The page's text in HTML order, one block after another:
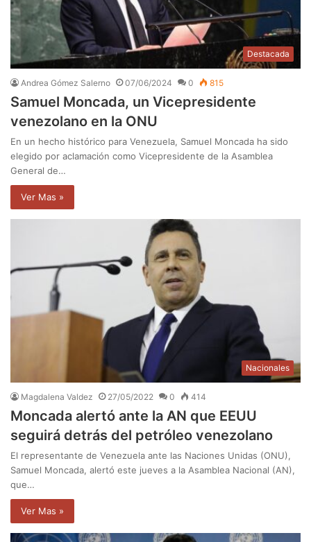
Destacada
Andrea Gómez Salerno 07/06/2024 0 815
Samuel Moncada, un Vicepresidente
venezolano en la ONU
En un hecho histórico para Venezuela, Samuel Moncada ha sido
elegido por aclamación como Vicepresidente de la Asamblea
General de…
Ver Mas »
Nacionales
Magdalena Valdez 27/05/2022 0 414
Moncada alertó ante la AN que EEUU
seguirá detrás del petróleo venezolano
El representante de Venezuela ante las Naciones Unidas (ONU),
Samuel Moncada, alertó este jueves a la Asamblea Nacional (AN),
que…
Ver Mas »